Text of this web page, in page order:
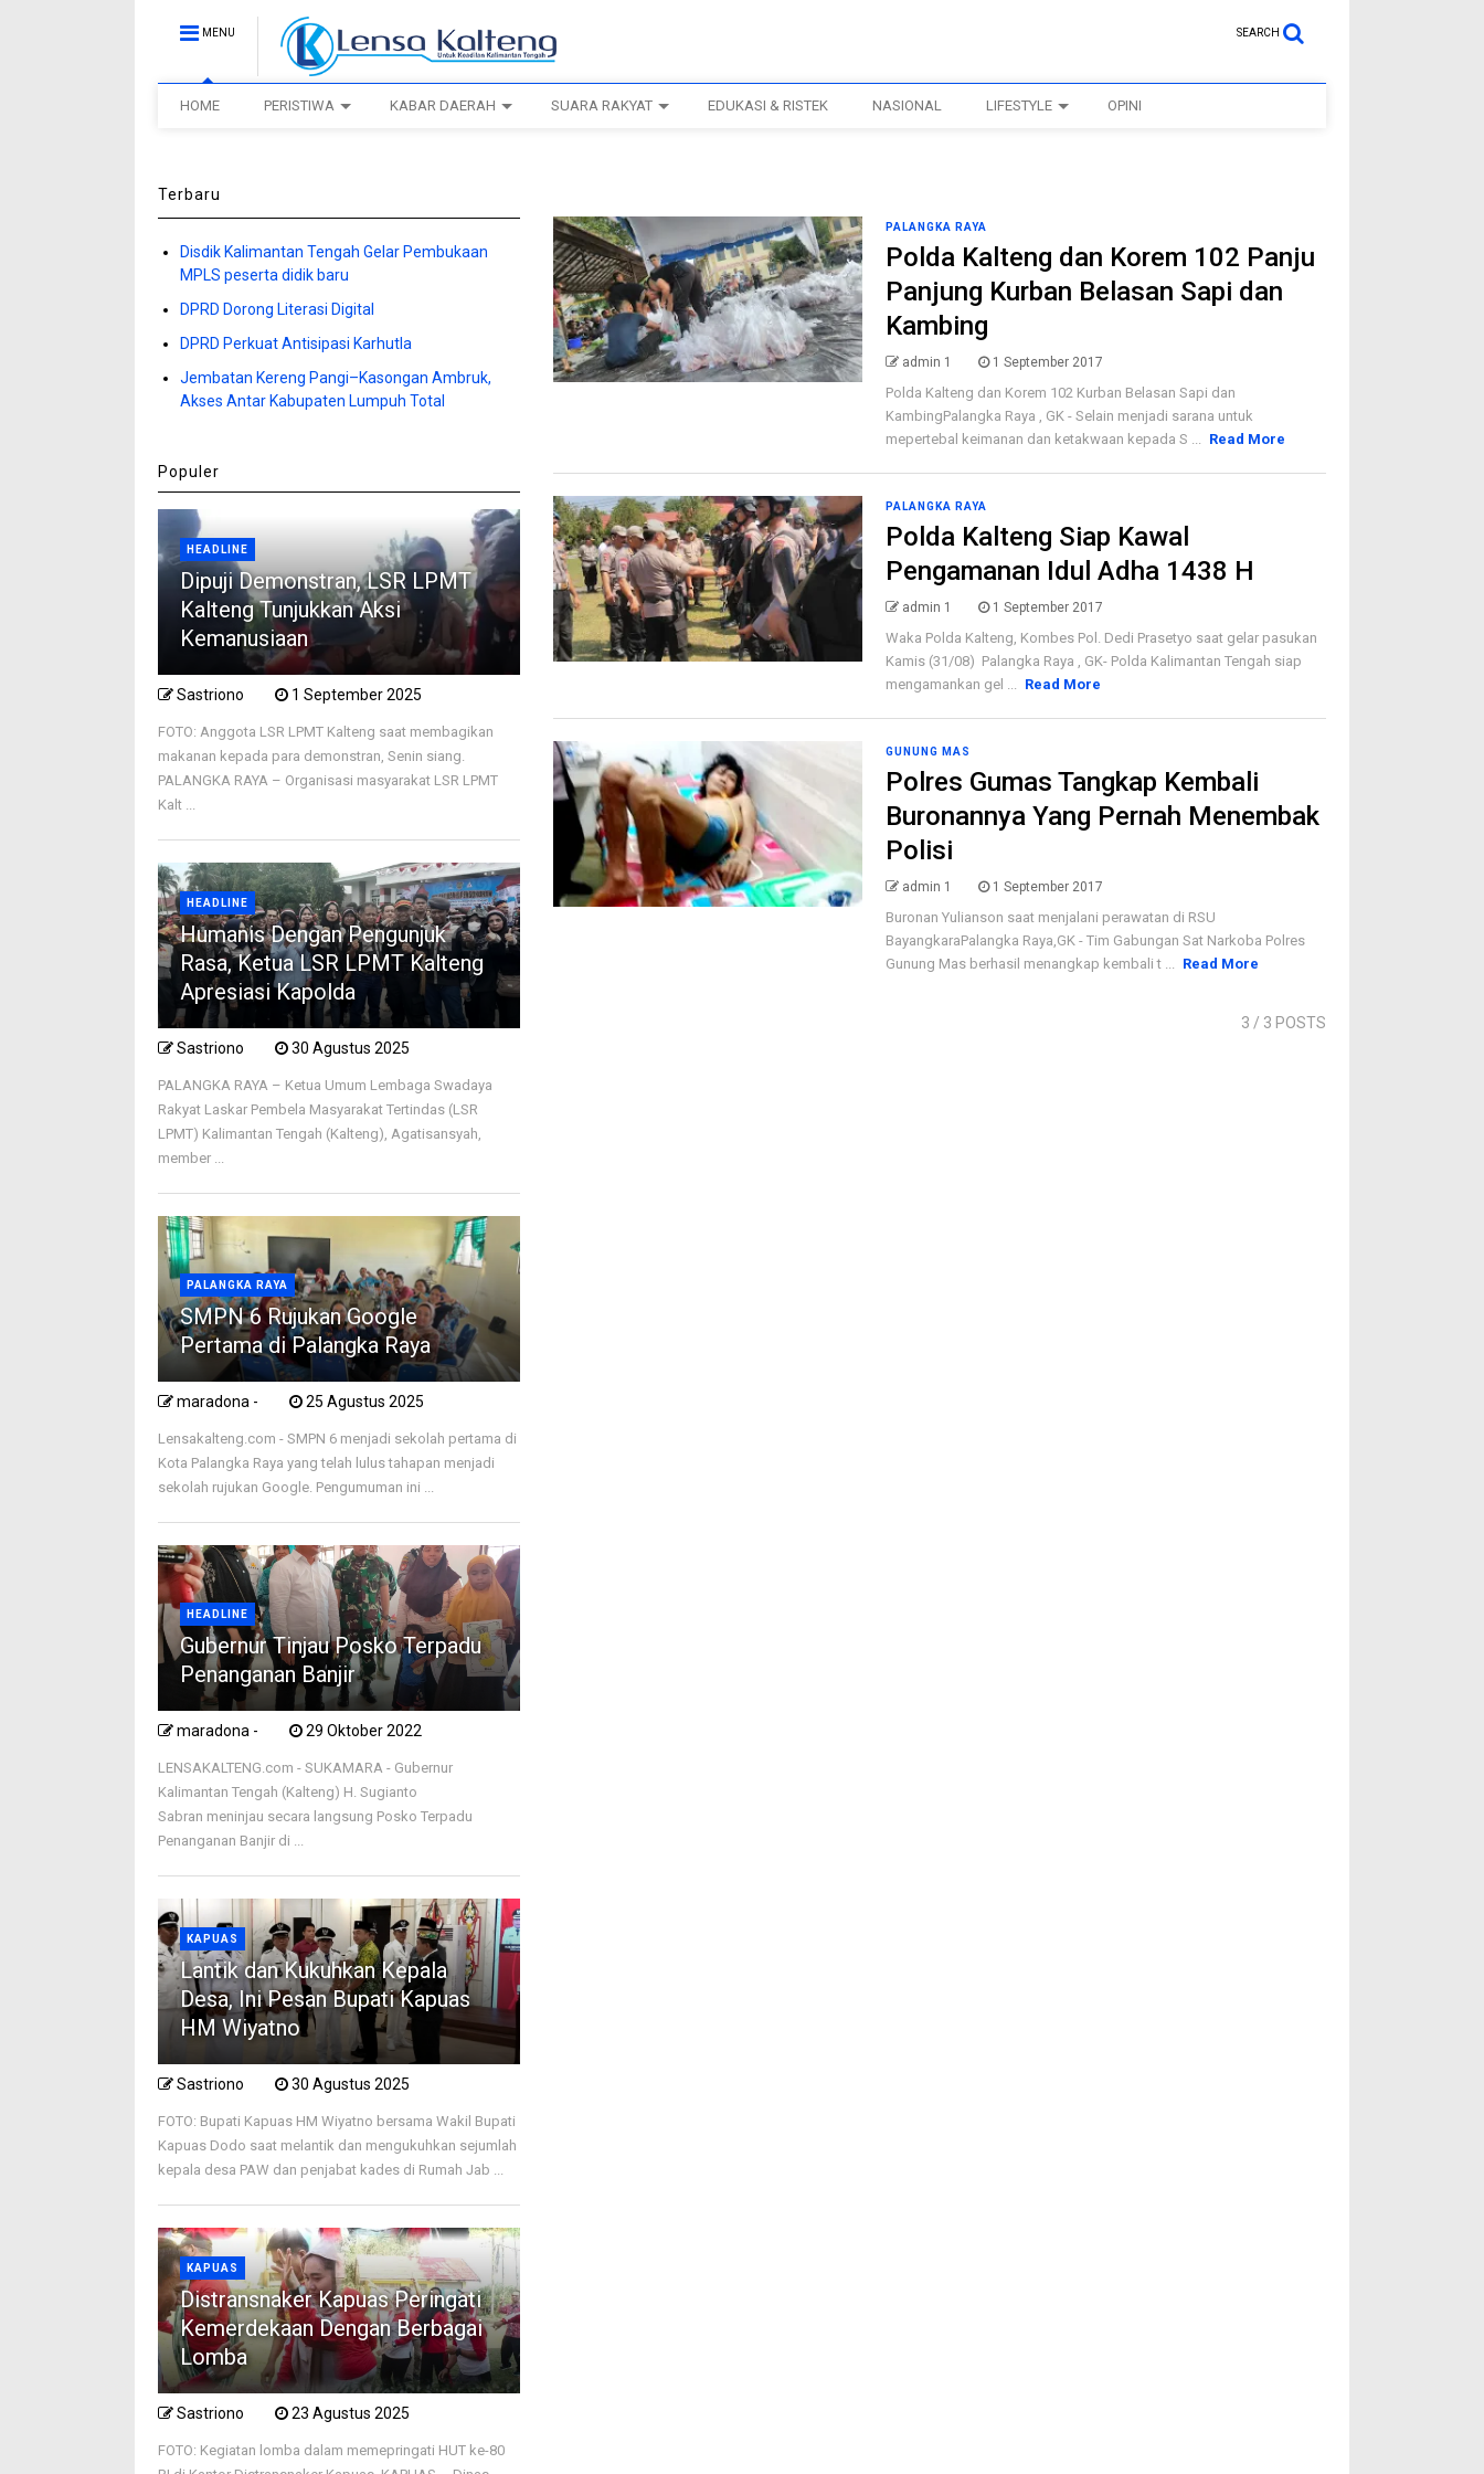
MENU SEARCH
HOME PERISTIWA KABAR DAERAH SUARA RAKYAT EDUKASI & RISTEK NASIONAL LIFESTYLE OPINI
PALANGKA RAYA
Polda Kalteng dan Korem 102 Panju
Panjung Kurban Belasan Sapi dan
Kambing
admin 1 1 September 2017
Polda Kalteng dan Korem 102 Kurban Belasan Sapi dan
KambingPalangka Raya , GK - Selain menjadi sarana untuk
mepertebal keimanan dan ketakwaan kepada S ...
Read More
PALANGKA RAYA
Polda Kalteng Siap Kawal
Pengamanan Idul Adha 1438 H
admin 1 1 September 2017
Waka Polda Kalteng, Kombes Pol. Dedi Prasetyo saat gelar pasukan
Kamis (31/08) Palangka Raya , GK- Polda Kalimantan Tengah siap
mengamankan gel ...
Read More
GUNUNG MAS
Polres Gumas Tangkap Kembali
Buronannya Yang Pernah Menembak
Polisi
admin 1 1 September 2017
Buronan Yulianson saat menjalani perawatan di RSU
BayangkaraPalangka Raya,GK - Tim Gabungan Sat Narkoba Polres
Gunung Mas berhasil menangkap kembali t ...
Read More
3 / 3 POSTS
Terbaru
Disdik Kalimantan Tengah Gelar Pembukaan
MPLS peserta didik baru
DPRD Dorong Literasi Digital
DPRD Perkuat Antisipasi Karhutla
Jembatan Kereng Pangi–Kasongan Ambruk,
Akses Antar Kabupaten Lumpuh Total
Populer
HEADLINE
Dipuji Demonstran, LSR LPMT
Kalteng Tunjukkan Aksi
Kemanusiaan
Sastriono 1 September 2025
FOTO: Anggota LSR LPMT Kalteng saat membagikan
makanan kepada para demonstran, Senin siang.
PALANGKA RAYA – Organisasi masyarakat LSR LPMT
Kalt ...
HEADLINE
Humanis Dengan Pengunjuk
Rasa, Ketua LSR LPMT Kalteng
Apresiasi Kapolda
Sastriono 30 Agustus 2025
PALANGKA RAYA – Ketua Umum Lembaga Swadaya
Rakyat Laskar Pembela Masyarakat Tertindas (LSR
LPMT) Kalimantan Tengah (Kalteng), Agatisansyah,
member ...
PALANGKA RAYA
SMPN 6 Rujukan Google
Pertama di Palangka Raya
maradona - 25 Agustus 2025
Lensakalteng.com - SMPN 6 menjadi sekolah pertama di
Kota Palangka Raya yang telah lulus tahapan menjadi
sekolah rujukan Google. Pengumuman ini ...
HEADLINE
Gubernur Tinjau Posko Terpadu
Penanganan Banjir
maradona - 29 Oktober 2022
LENSAKALTENG.com - SUKAMARA - Gubernur
Kalimantan Tengah (Kalteng) H. Sugianto
Sabran meninjau secara langsung Posko Terpadu
Penanganan Banjir di ...
KAPUAS
Lantik dan Kukuhkan Kepala
Desa, Ini Pesan Bupati Kapuas
HM Wiyatno
Sastriono 30 Agustus 2025
FOTO: Bupati Kapuas HM Wiyatno bersama Wakil Bupati
Kapuas Dodo saat melantik dan mengukuhkan sejumlah
kepala desa PAW dan penjabat kades di Rumah Jab ...
KAPUAS
Distransnaker Kapuas Peringati
Kemerdekaan Dengan Berbagai
Lomba
Sastriono 23 Agustus 2025
FOTO: Kegiatan lomba dalam memepringati HUT ke-80